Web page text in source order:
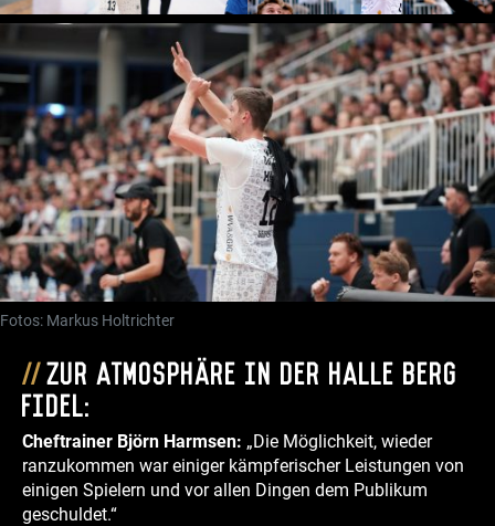
Fotos: Markus Holtrichter
Zur Atmosphäre in der Halle Berg
Fidel:
Cheftrainer Björn Harmsen: „Die Möglichkeit, wieder
ranzukommen war einiger kämpferischer Leistungen von
einigen Spielern und vor allen Dingen dem Publikum
geschuldet.“